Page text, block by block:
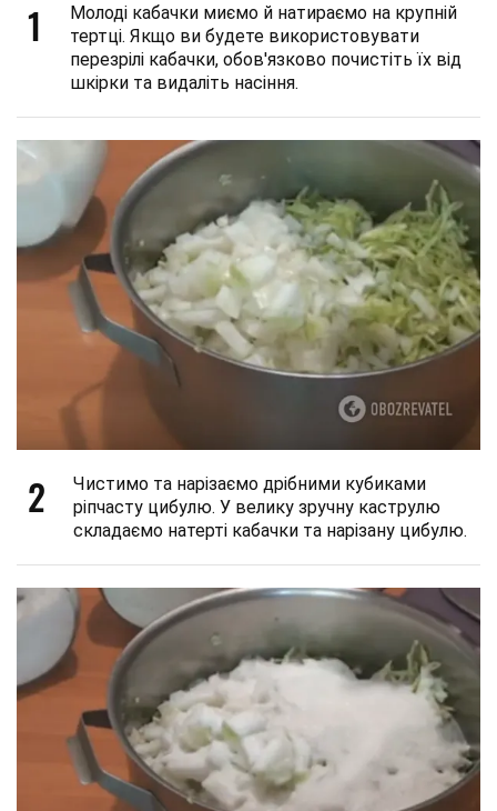
1
Молоді кабачки миємо й натираємо на крупній
тертці. Якщо ви будете використовувати
перезрілі кабачки, обов'язково почистіть їх від
шкірки та видаліть насіння.
2
Чистимо та нарізаємо дрібними кубиками
ріпчасту цибулю. У велику зручну каструлю
складаємо натерті кабачки та нарізану цибулю.